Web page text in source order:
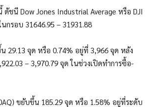
ดัชนี Dow Jones Industrial Average หรือ DJI
กรอบ 31646.95 – 31931.88
29.13 จุด หรือ 0.74% อยู่ที่ 3,966 จุด หลัง
– 3,970.79 จุด ในช่วงเปิดทำการซื้อ-
ขยับขึ้น 185.29 จุด หรือ 1.58% อยู่ที่ระดับ